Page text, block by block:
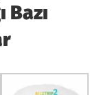
Bazı